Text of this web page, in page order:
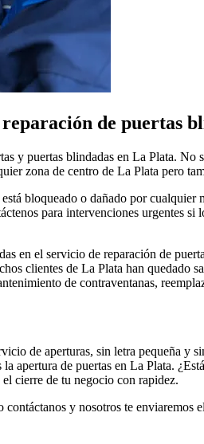
de puertas
y puertas blindadas en La Plata.
zona de centro de La Plata pero
bloqueado o dañado por
para intervenciones urgentes
en el servicio de reparación de
clientes de La Plata han quedado
de contraventanas,
de aperturas, sin letra pequeña y
de puertas en La Plata.
cierre de tu negocio con rapidez.
y nosotros te